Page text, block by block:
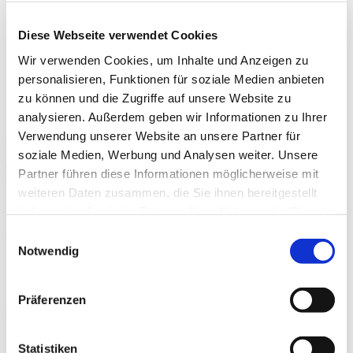
Diese Webseite verwendet Cookies
Wir verwenden Cookies, um Inhalte und Anzeigen zu
personalisieren, Funktionen für soziale Medien anbieten
zu können und die Zugriffe auf unsere Website zu
analysieren. Außerdem geben wir Informationen zu Ihrer
Verwendung unserer Website an unsere Partner für
soziale Medien, Werbung und Analysen weiter. Unsere
Partner führen diese Informationen möglicherweise mit
weiteren Daten zusammen, die Sie ihnen bereitgestellt
Notwendig
Präferenzen
Statistiken
51
die einen Fünfjahreszeitraum der Fortbildung
unterliegen
Anzahl derjenigen Personen aus Nr. 2, die den
Fortbildungsnachweis gemäß § 3 der G-BA-Regelungen
erbracht haben
* nach den „Regelungen des Gemeinsamen Bundesausschusses zur Fortbildung
der Fachärztinnen und Fachärzte, der Psychologischen Psychotherapeutinnen
und Psychotherapeuten sowie der Kinder- und
Jugendlichenpsychotherapeutinnen und -psychotherapeuten im Krankenhaus“
Barrierefreiheit
Hygiene
Universitäten: Regensburg,